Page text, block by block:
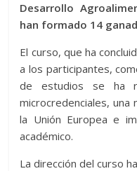
Desarrollo
han formado 14
El curso, que ha
a los participantes,
de estudios se ha
microcredenciales, una
la Unión Europea e
académico.
La dirección del curso